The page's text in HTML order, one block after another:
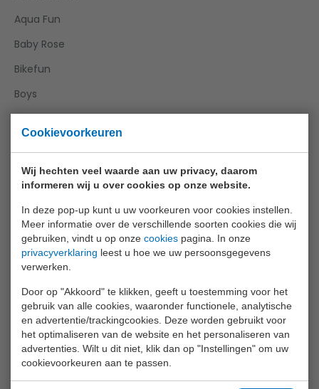
Cookievoorkeuren
Wij hechten veel waarde aan uw privacy, daarom
informeren wij u over cookies op onze website.
In deze pop-up kunt u uw voorkeuren voor cookies instellen.
Meer informatie over de verschillende soorten cookies die wij
gebruiken, vindt u op onze cookies pagina. In onze
privacyverklaring leest u hoe we uw persoonsgegevens
verwerken.
Door op "Akkoord" te klikken, geeft u toestemming voor het
gebruik van alle cookies, waaronder functionele, analytische
en advertentie/trackingcookies. Deze worden gebruikt voor
het optimaliseren van de website en het personaliseren van
advertenties. Wilt u dit niet, klik dan op "Instellingen" om uw
cookievoorkeuren aan te passen.
Aqua Fun
Baby Rose
Bikefun
Boys
Games
Happy World
Home And Kitchen
Joueco
Outdoor Fun
Roleplay
Science Explorer
Sports Active